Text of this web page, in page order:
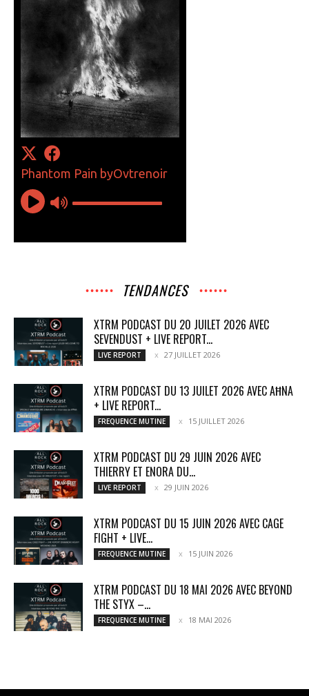
TENDANCES
XTRM PODCAST DU 20 JUILET 2026 AVEC
SEVENDUST + LIVE REPORT...
LIVE REPORT 27 JUILLET 2026
XTRM PODCAST DU 13 JUILET 2026 AVEC AĦNA
+ LIVE REPORT...
FREQUENCE MUTINE 15 JUILLET 2026
XTRM PODCAST DU 29 JUIN 2026 AVEC
THIERRY ET ENORA DU...
LIVE REPORT 29 JUIN 2026
XTRM PODCAST DU 15 JUIN 2026 AVEC CAGE
FIGHT + LIVE...
FREQUENCE MUTINE 15 JUIN 2026
XTRM PODCAST DU 18 MAI 2026 AVEC BEYOND
THE STYX –...
FREQUENCE MUTINE 18 MAI 2026